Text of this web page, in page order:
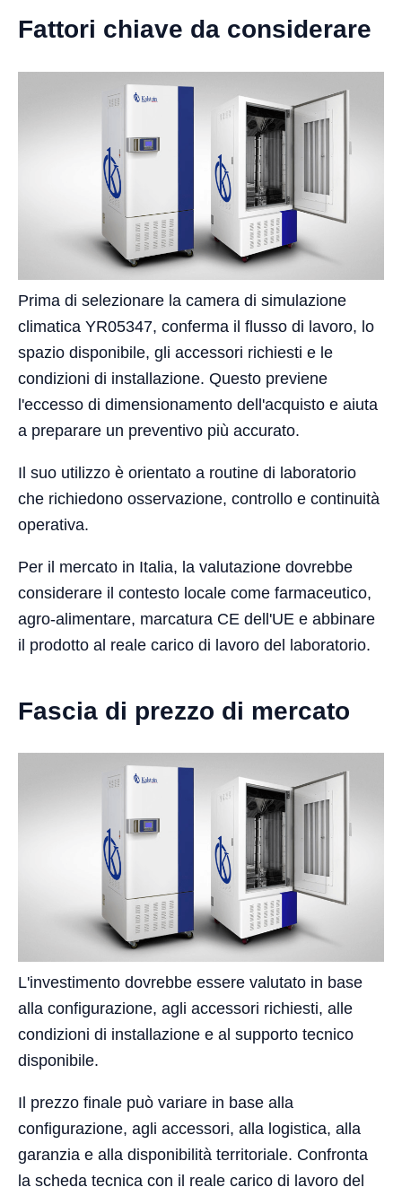
Fattori chiave da considerare
Prima di selezionare la camera di simulazione
climatica YR05347, conferma il flusso di lavoro, lo
spazio disponibile, gli accessori richiesti e le
condizioni di installazione. Questo previene
l'eccesso di dimensionamento dell'acquisto e aiuta
a preparare un preventivo più accurato.
Il suo utilizzo è orientato a routine di laboratorio
che richiedono osservazione, controllo e continuità
operativa.
Per il mercato in Italia, la valutazione dovrebbe
considerare il contesto locale come farmaceutico,
agro-alimentare, marcatura CE dell'UE e abbinare
il prodotto al reale carico di lavoro del laboratorio.
Fascia di prezzo di mercato
L'investimento dovrebbe essere valutato in base
alla configurazione, agli accessori richiesti, alle
condizioni di installazione e al supporto tecnico
disponibile.
Il prezzo finale può variare in base alla
configurazione, agli accessori, alla logistica, alla
garanzia e alla disponibilità territoriale. Confronta
la scheda tecnica con il reale carico di lavoro del